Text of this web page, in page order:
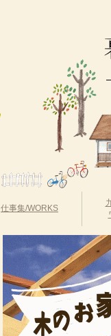
仕事集/WORKS